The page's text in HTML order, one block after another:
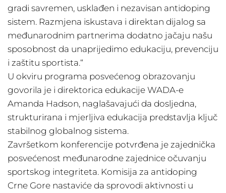
gradi savremen, usklađen i nezavisan antidoping
sistem. Razmjena iskustava i direktan dijalog sa
međunarodnim partnerima dodatno jačaju našu
sposobnost da unaprijedimo edukaciju, prevenciju
i zaštitu sportista.“
U okviru programa posvećenog obrazovanju
govorila je i direktorica edukacije WADA-e
Amanda Hadson, naglašavajući da dosljedna,
strukturirana i mjerljiva edukacija predstavlja ključ
stabilnog globalnog sistema.
Završetkom konferencije potvrđena je zajednička
posvećenost međunarodne zajednice očuvanju
sportskog integriteta. Komisija za antidoping
Crne Gore nastaviće da sprovodi aktivnosti u